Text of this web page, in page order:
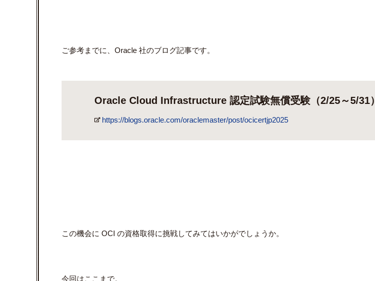
ご参考までに、Oracle 社のブログ記事です。
Oracle Cloud Infrastructure 認定試験無償受験（2/25～5/31）
https://blogs.oracle.com/oraclemaster/post/ocicertjp2025
この機会に OCI の資格取得に挑戦してみてはいかがでしょうか。
今回はここまで。